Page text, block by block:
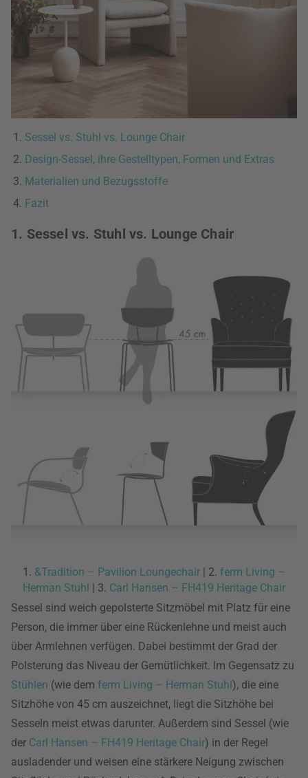
Sessel vs. Stuhl vs. Lounge Chair
Design-Sessel, ihre Gestelltypen, Formen und Extras
Materialien und Bezugsstoffe
Fazit
1. Sessel vs. Stuhl vs. Lounge Chair
1. &Tradition – Pavilion Loungechair | 2. ferm Living –
Herman Stuhl | 3. Carl Hansen – FH419 Heritage Chair
Sessel sind weich gepolsterte Sitzmöbel mit Platz für eine
Person, die immer über eine Rückenlehne und meist auch
über Armlehnen verfügen. Dabei bestimmt der Grad der
Polsterung das Niveau der Gemütlichkeit. Im Gegensatz zu
Stühlen (wie dem ferm Living – Herman Stuhl), die eine
Sitzhöhe von 45 cm auszeichnet, liegt die Sitzhöhe bei
Sesseln meist etwas darunter. Außerdem sind Sessel (wie
der Carl Hansen – FH419 Heritage Chair) in der Regel
ausladender und weisen eine stärkere Neigung zwischen